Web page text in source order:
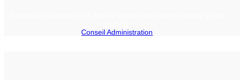
Conseil Administration